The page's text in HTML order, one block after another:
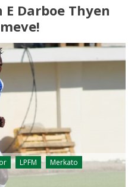
E Darboe Thyen
LPFM
Merkato